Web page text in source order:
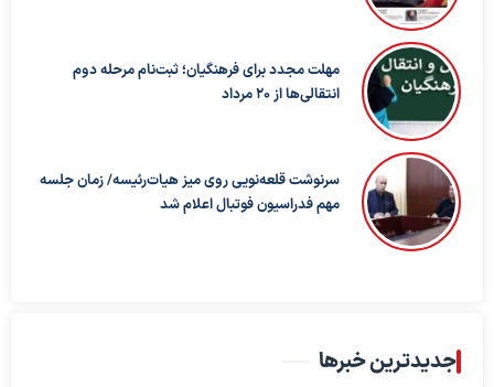
مهلت مجدد برای فرهنگیان؛ ثبت‌نام مرحله دوم
انتقالی‌ها از ۲۰ مرداد
سرنوشت قلعه‌نویی روی میز هیات‌رئیسه/ زمان جلسه
مهم فدراسیون فوتبال اعلام شد
جدیدترین خبرها